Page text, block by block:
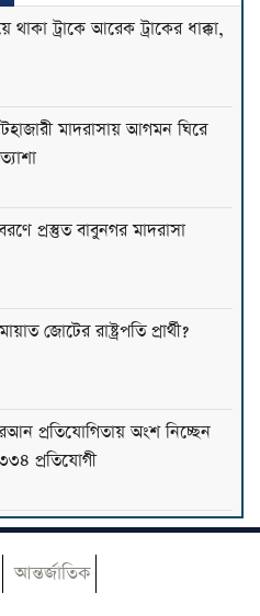
থাকা ট্রাকে আরেক ট্রাকের ধাক্কা,
মাদরাসায় আগমন ঘিরে
বরণে প্রস্তুত বাবুনগর মাদরাসা
জোটের রাষ্ট্রপতি প্রার্থী?
প্রতিযোগিতায় অংশ নিচ্ছেন
প্রতিযোগী
সঙ্গে দাওয়াহ কাজে যুক্ত
আন্তর্জাতিক